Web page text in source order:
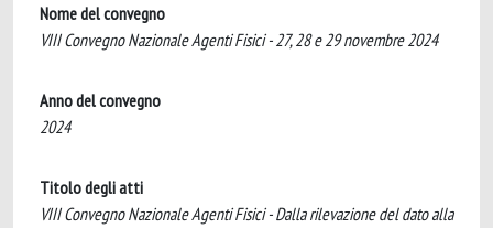
Nome del convegno
VIII Convegno Nazionale Agenti Fisici - 27, 28 e 29 novembre 2024
Anno del convegno
2024
Titolo degli atti
VIII Convegno Nazionale Agenti Fisici - Dalla rilevazione del dato alla